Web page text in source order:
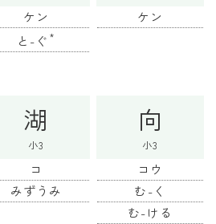
ケン
と-ぐ *
ケン
湖
小3
コ
みずうみ
向
小3
コウ
む-く
む-ける